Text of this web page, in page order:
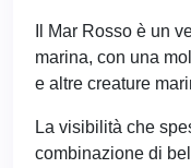
Il Mar Rosso è un
marina, con una
e altre creature
La visibilità che
combinazione di